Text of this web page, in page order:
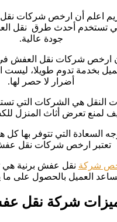
اعلم أن ارخص شركات
تستخدم أحدث طرق نقل
جودة عالية.
إن ارخص شركات نقل العفش
بخدمة تدوم طويلا،
أضرار لا حصر لها.
النقل هي الشركات التي
لمنع تعرض أثاث المنزل
السعادة التي تتوفر بها كل
تعتبر ارخص شركات نقل
شركة نقل عفش برنية هي
العميل بالحصول على ما
شركة نقل